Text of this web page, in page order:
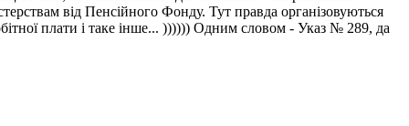
від Пенсійного Фонду. Тут правда організовуються
плати і таке інше... )))))) Одним словом - Указ № 289, да